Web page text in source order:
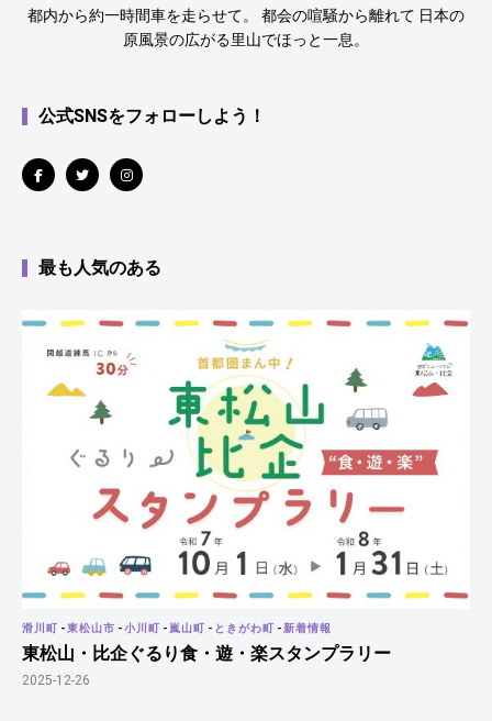
都内から約一時間車を走らせて。 都会の喧騒から離れて 日本の
原風景の広がる里山でほっと一息。
公式SNSをフォローしよう！
最も人気のある
滑川町 -東松山市 -小川町 -嵐山町 - ときがわ町 -新着情報
東松山・比企ぐるり食・遊・楽スタンプラリー
2025-12-26